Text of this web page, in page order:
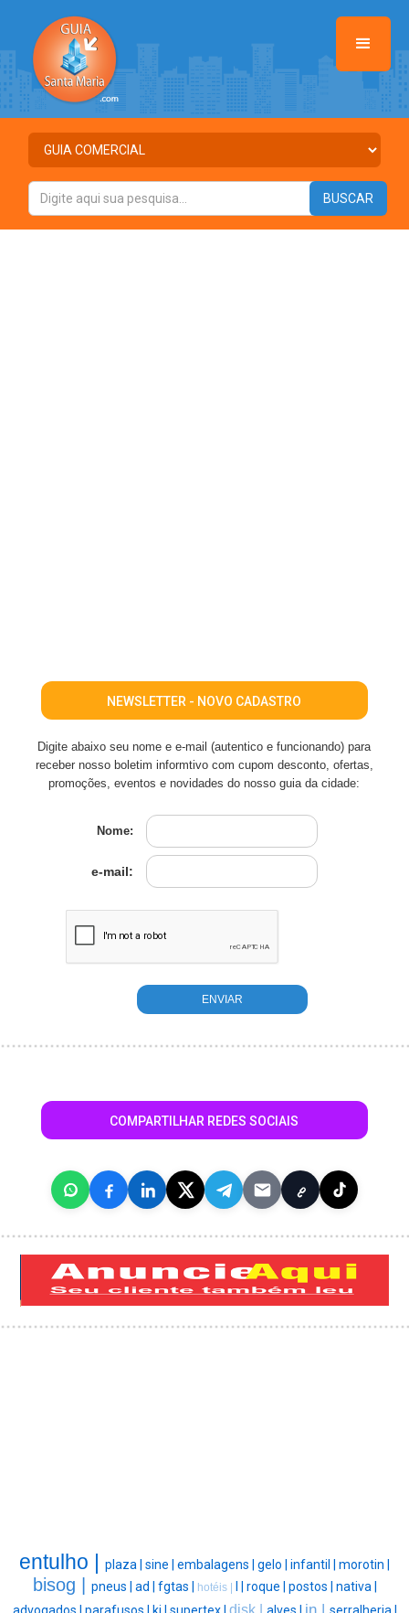
NEWSLETTER - NOVO CADASTRO
Digite abaixo seu nome e e-mail (autentico e funcionando) para
receber nosso boletim informtivo com cupom desconto, ofertas,
promoções, eventos e novidades do nosso guia da cidade:
Nome:
e-mail:
COMPARTILHAR REDES SOCIAIS
entulho | plaza | sine | embalagens | gelo | infantil | morotin |
bisog | pneus | ad | fgtas | hotéis | roque | postos | nativa |